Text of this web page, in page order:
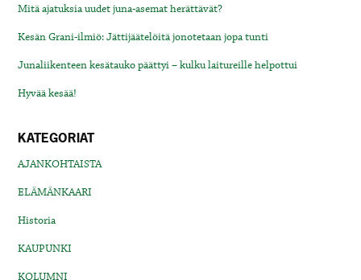
Mitä ajatuksia uudet juna-asemat herättävät?
Kesän Grani-ilmiö: Jättijäätelöitä jonotetaan jopa tunti
Junaliikenteen kesätauko päättyi – kulku laitureille helpottui
Hyvää kesää!
KATEGORIAT
AJANKOHTAISTA
ELÄMÄNKAARI
Historia
KAUPUNKI
KOLUMNI